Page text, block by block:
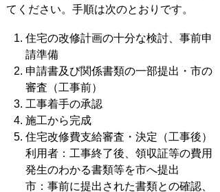
てください。手順は次のとおりです。
住宅の改修計画の十分な検討、事前申
請準備
申請書及び関係書類の一部提出・市の
審査（工事前）
工事着手の承認
施工から完成
住宅改修費支給審査・決定（工事後）
利用者：工事終了後、領収証等の費用
発生のわかる書類等を市へ提出
市：事前に提出された書類との確認、